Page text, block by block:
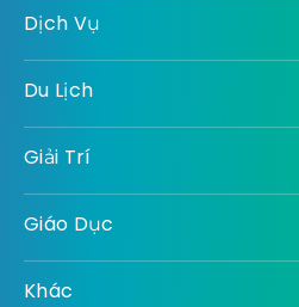
Dịch Vụ
Du Lịch
Giải Trí
Giáo Dục
Khác